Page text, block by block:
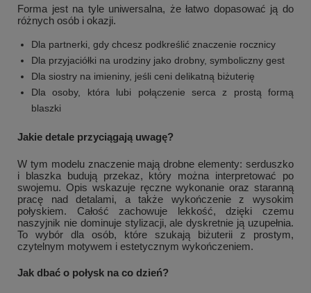
+1
Zobacz więcej
Forma jest na tyle uniwersalna, że łatwo dopasować ją do
różnych osób i okazji.
Dla partnerki, gdy chcesz podkreślić znaczenie rocznicy
Dla przyjaciółki na urodziny jako drobny, symboliczny gest
Dla siostry na imieniny, jeśli ceni delikatną biżuterię
Dla osoby, która lubi połączenie serca z prostą formą
blaszki
Jakie detale przyciągają uwagę?
W tym modelu znaczenie mają drobne elementy: serduszko
i blaszka budują przekaz, który można interpretować po
swojemu. Opis wskazuje ręczne wykonanie oraz staranną
pracę nad detalami, a także wykończenie z wysokim
połyskiem. Całość zachowuje lekkość, dzięki czemu
naszyjnik nie dominuje stylizacji, ale dyskretnie ją uzupełnia.
To wybór dla osób, które szukają biżuterii z prostym,
czytelnym motywem i estetycznym wykończeniem.
Jak dbać o połysk na co dzień?